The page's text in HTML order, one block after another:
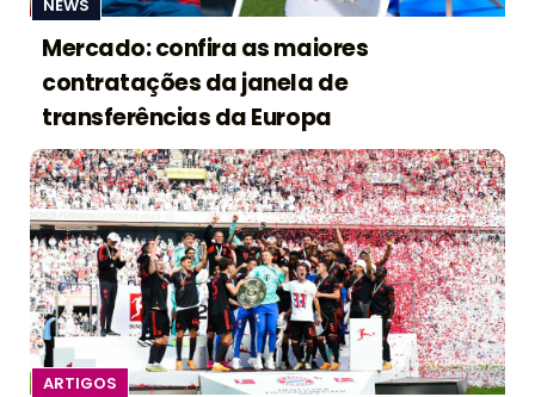
NEWS
Mercado: confira as maiores
contratações da janela de
transferências da Europa
ARTIGOS